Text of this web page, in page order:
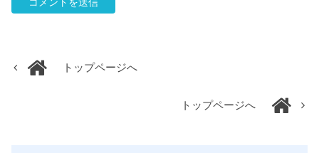
トップページへ
トップページへ